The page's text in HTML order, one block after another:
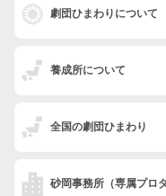
劇団ひまわりについて
養成所について
全国の劇団ひまわり
砂岡事務所 （専属プロ